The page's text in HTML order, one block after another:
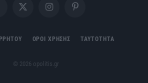
X
InstagramPinterest
ΟΡΟΙ ΧΡΗΣΗΣ ΤΑΥΤΟΤΗΤΑ
© 2026 opolitis.gr